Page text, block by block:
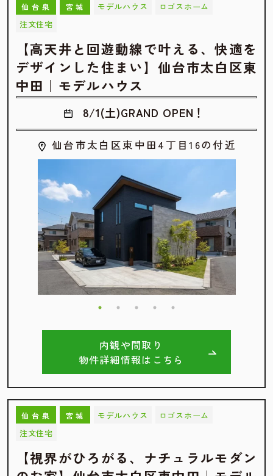
仙台泉 宮城 モデルハウス
ロゴスホーム
注文住宅
【高天井と回遊動線で叶える、快適を
デザインした住まい】仙台市太白区東
中田｜モデルハウス
8/1(土)GRAND OPEN！
仙台市太白区東中田4丁目16の付近
内観や間取り
物件詳細情報はこちら
仙台泉 宮城 モデルハウス
ロゴスホーム
注文住宅
【視界がひろがる、ナチュラルモダン